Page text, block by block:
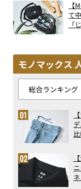
【
て
「
モノマックス